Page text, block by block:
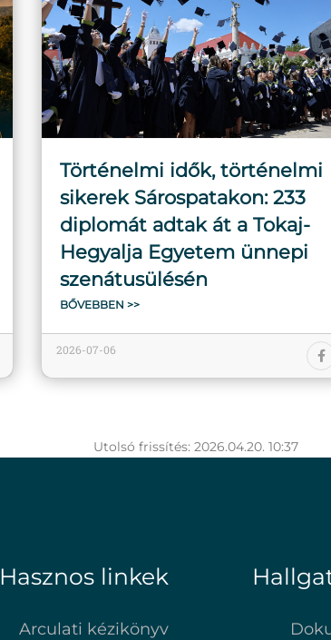
Történelmi idők, történelmi
sikerek Sárospatakon: 233
diplomát adtak át a Tokaj-
Hegyalja Egyetem ünnepi
szenátusülésén
BŐVEBBEN >>
2026-07-06
Utolsó frissítés: 2026.04.20. 10:37
Hasznos linkek
Arculati kézikönyv